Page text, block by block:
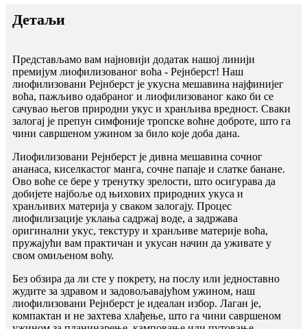
Детаљи
Представљамо вам најновији додатак нашој линији
премијум лиофилизованог воћа - Рејнберст! Наш
лиофилизовани Рејнберст је укусна мешавина најфинијег
воћа, пажљиво одабраног и лиофилизованог како би се
сачувао његов природни укус и хранљива вредност. Сваки
залогај је препун симфоније тропске воћне доброте, што га
чини савршеном ужином за било које доба дана.
Лиофилизовани Рејнберст је дивна мешавина сочног
ананаса, киселкастог манга, сочне папаје и слатке банане.
Ово воће се бере у тренутку зрелости, што осигурава да
добијете најбоље од њихових природних укуса и
хранљивих материја у сваком залогају. Процес
лиофилизације уклања садржај воде, а задржава
оригинални укус, текстуру и хранљиве материје воћа,
пружајући вам практичан и укусан начин да уживате у
свом омиљеном воћу.
Без обзира да ли сте у покрету, на послу или једноставно
жудите за здравом и задовољавајућом ужином, наш
лиофилизовани Рејнберст је идеалан избор. Лаган је,
компактан и не захтева хлађење, што га чини савршеном